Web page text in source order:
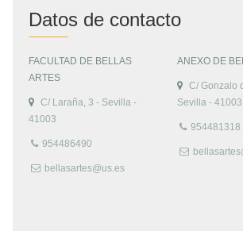
Datos de contacto
FACULTAD DE BELLAS
ARTES
C/ Laraña, 3 - Sevilla -
41003
954486490
bellasartes@us.es
ANEXO DE
C/ Gonzalo
Sevilla - 41003
954481318